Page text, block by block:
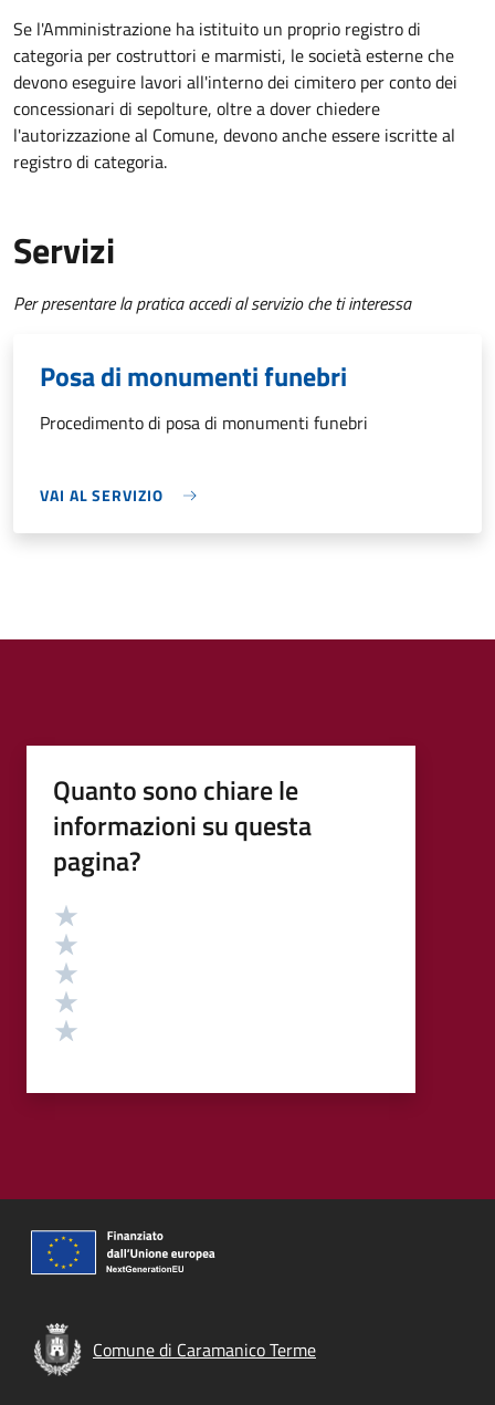
Se l'Amministrazione ha istituito un proprio registro di
categoria per costruttori e marmisti, le società esterne che
devono eseguire lavori all'interno dei cimitero per conto dei
concessionari di sepolture, oltre a dover chiedere
l'autorizzazione al Comune, devono anche essere iscritte al
registro di categoria.
Servizi
Per presentare la pratica accedi al servizio che ti interessa
Posa di monumenti funebri
Procedimento di posa di monumenti funebri
VAI AL SERVIZIO
Quanto sono chiare le
informazioni su questa
pagina?
Valutazione
Comune di Caramanico Terme